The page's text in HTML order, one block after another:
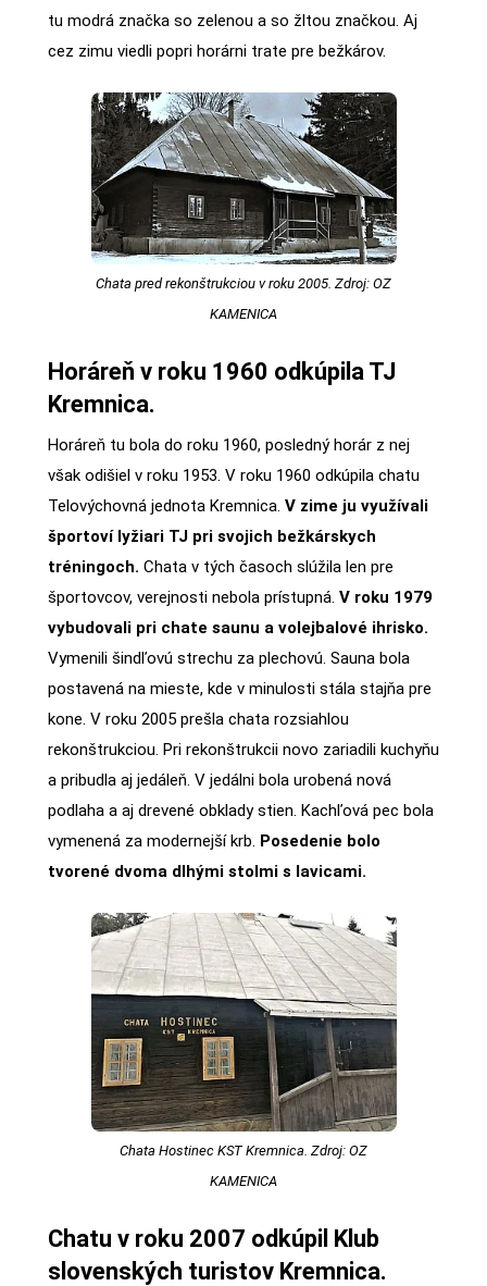
tu modrá značka so zelenou a so žltou značkou. Aj
cez zimu viedli popri horárni trate pre bežkárov.
Chata pred rekonštrukciou v roku 2005. Zdroj: OZ
KAMENICA
Horáreň v roku 1960 odkúpila TJ
Kremnica.
Horáreň tu bola do roku 1960, posledný horár z nej
však odišiel v roku 1953. V roku 1960 odkúpila chatu
Telovýchovná jednota Kremnica. V zime ju využívali
športoví lyžiari TJ pri svojich bežkárskych
tréningoch. Chata v tých časoch slúžila len pre
športovcov, verejnosti nebola prístupná. V roku 1979
vybudovali pri chate saunu a volejbalové ihrisko.
Vymenili šindľovú strechu za plechovú. Sauna bola
postavená na mieste, kde v minulosti stála stajňa pre
kone. V roku 2005 prešla chata rozsiahlou
rekonštrukciou. Pri rekonštrukcii novo zariadili kuchyňu
a pribudla aj jedáleň. V jedálni bola urobená nová
podlaha a aj drevené obklady stien. Kachľová pec bola
vymenená za modernejší krb. Posedenie bolo
tvorené dvoma dlhými stolmi s lavicami.
Chata Hostinec KST Kremnica. Zdroj: OZ
KAMENICA
Chatu v roku 2007 odkúpil Klub
slovenských turistov Kremnica.